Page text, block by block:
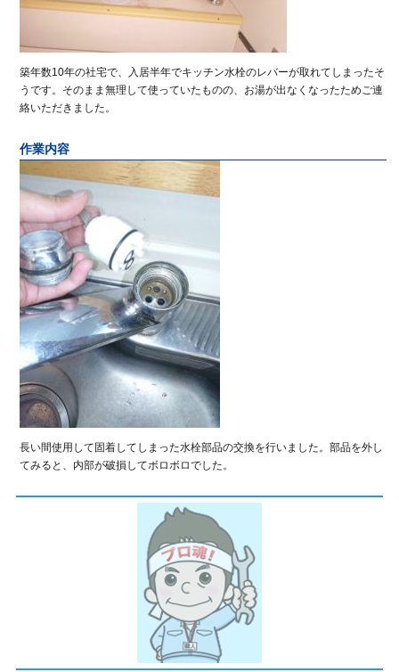
築年数10年の社宅で、入居半年でキッチン水栓のレバーが取れてしまったそ
うです。そのまま無理して使っていたものの、お湯が出なくなったためご連
絡いただきました。
作業内容
長い間使用して固着してしまった水栓部品の交換を行いました。部品を外し
てみると、内部が破損してボロボロでした。